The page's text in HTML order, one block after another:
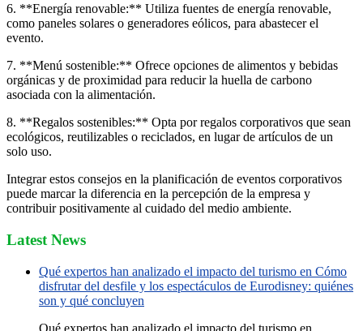
6. **Energía renovable:** Utiliza fuentes de energía renovable,
como paneles solares o generadores eólicos, para abastecer el
evento.
7. **Menú sostenible:** Ofrece opciones de alimentos y bebidas
orgánicas y de proximidad para reducir la huella de carbono
asociada con la alimentación.
8. **Regalos sostenibles:** Opta por regalos corporativos que sean
ecológicos, reutilizables o reciclados, en lugar de artículos de un
solo uso.
Integrar estos consejos en la planificación de eventos corporativos
puede marcar la diferencia en la percepción de la empresa y
contribuir positivamente al cuidado del medio ambiente.
Latest News
Qué expertos han analizado el impacto del turismo en Cómo
disfrutar del desfile y los espectáculos de Eurodisney: quiénes
son y qué concluyen
Qué expertos han analizado el impacto del turismo en